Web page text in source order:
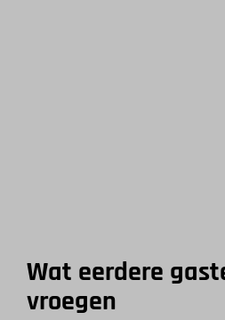
Wat eerdere
vroegen